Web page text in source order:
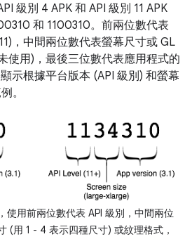
級別 4 APK 和 API 級別 11 APK
和 1100310。前兩位數代表
，中間兩位數代表螢幕尺寸或 GL
使用)，最後三位數代表應用程式的
示根據平台版本 (API 級別) 和螢幕
。
使用前兩位數代表 API 級別，中間兩位
(用 1 - 4 表示四種尺寸) 或紋理格式，